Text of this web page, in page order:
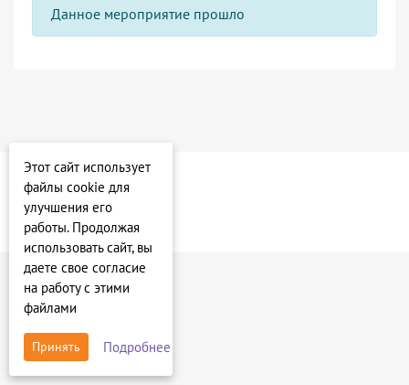
Данное мероприятие прошло
Этот сайт использует
файлы cookie для
улучшения его
работы. Продолжая
использовать сайт, вы
даете свое согласие
на работу с этими
файлами
Принять Подробнее